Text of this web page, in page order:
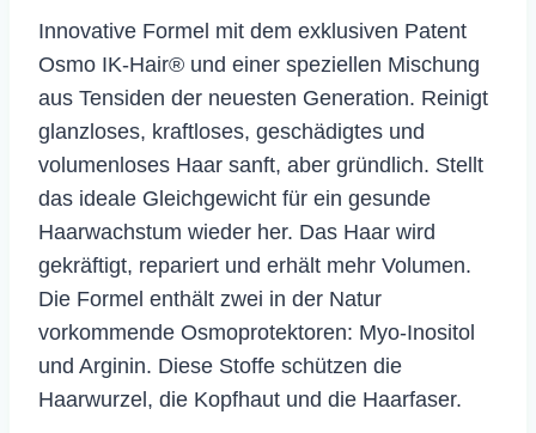
Innovative Formel mit dem exklusiven Patent
Osmo IK-Hair® und einer speziellen Mischung
aus Tensiden der neuesten Generation. Reinigt
glanzloses, kraftloses, geschädigtes und
volumenloses Haar sanft, aber gründlich. Stellt
das ideale Gleichgewicht für ein gesunde
Haarwachstum wieder her. Das Haar wird
gekräftigt, repariert und erhält mehr Volumen.
Die Formel enthält zwei in der Natur
vorkommende Osmoprotektoren: Myo-Inositol
und Arginin. Diese Stoffe schützen die
Haarwurzel, die Kopfhaut und die Haarfaser.